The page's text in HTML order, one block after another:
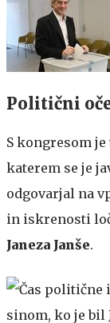
Politični
S kongresom
katerem se je
odgovarjal na
in iskrenosti
Janeza Janše.